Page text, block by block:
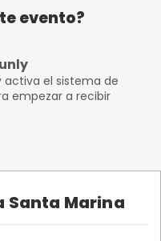
evento?
activa el sistema de
empezar a recibir
Santa Marina